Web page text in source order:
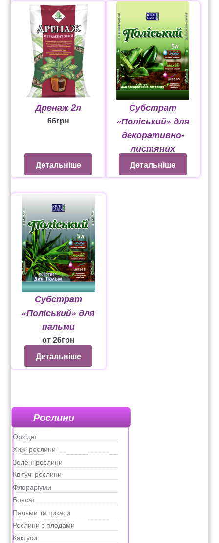
Дренаж 2л
66грн
Детальніше
Субстрат
«Поліський» для
декоративно-
листяних
от26 грн
Детальніше
Субстрат
«Поліський» для
пальми
от26грн
Детальніше
Рослини
Орхідеї
Хижі рослини
Зелені рослини
Квітучі рослини
Флораріуми
Бонсаї
Пальми та цикаси
Рослини з плодами
Кактуси